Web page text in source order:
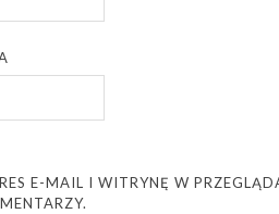
E-MAIL I WITRYNĘ W